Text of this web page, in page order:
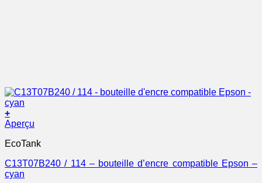
+
Aperçu
EcoTank
C13T07B240 / 114 – bouteille d’encre compatible Epson –
cyan